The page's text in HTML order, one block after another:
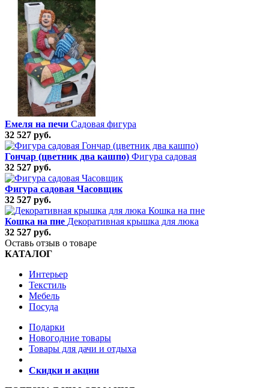
Емеля на печи Садовая фигура
32 527 руб.
Гончар (цветник два кашпо) Фигура садовая
32 527 руб.
Фигура садовая Часовщик
32 527 руб.
Кошка на пне Декоративная крышка для люка
32 527 руб.
Оставь отзыв о товаре
КАТАЛОГ
Интерьер
Текстиль
Мебель
Посуда
Подарки
Новогодние товары
Товары для дачи и отдыха
Скидки и акции